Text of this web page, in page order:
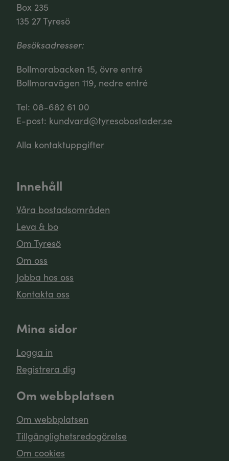
Box 235
135 27 Tyresö
Besöksadresser:
Bollmorabacken 15, övre entré
Bollmoravägen 119, nedre entré
Tel: 08-682 61 00
E-post: kundvard@tyresobostader.se
Alla kontaktuppgifter
Innehåll
Våra bostadsområden
Leva & bo
Om Tyresö
Om oss
Jobba hos oss
Kontakta oss
Mina sidor
Logga in
Registrera dig
Om webbplatsen
Om webbplatsen
Tillgänglighetsredogörelse
Om cookies